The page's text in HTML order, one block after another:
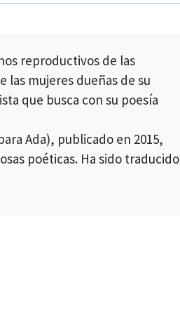
reproductivos de las
las mujeres dueñas de su
que busca con su poesía
Ada), publicado en 2015,
poéticas. Ha sido traducido